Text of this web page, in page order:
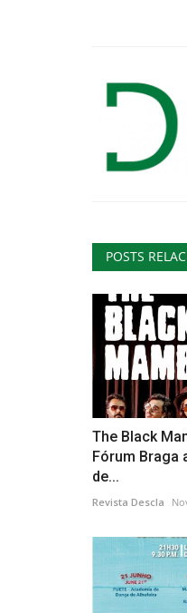
POSTS
The Black
Fórum Braga
de...
Revista Descla